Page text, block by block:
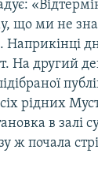
що ми не
Наприкінці
На другий
рідних
в залі
ж почала